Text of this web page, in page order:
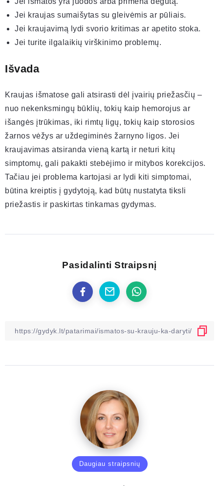
Jei kraujas sumaišytas su gleivėmis ar pūliais.
Jei kraujavimą lydi svorio kritimas ar apetito stoka.
Jei turite ilgalaikių virškinimo problemų.
Išvada
Kraujas išmatose gali atsirasti dėl įvairių priežasčių –
nuo nekenksmingų būklių, tokių kaip hemorojus ar
išangės įtrūkimas, iki rimtų ligų, tokių kaip storosios
žarnos vėžys ar uždegiminės žarnyno ligos. Jei
kraujavimas atsiranda vieną kartą ir neturi kitų
simptomų, gali pakakti stebėjimo ir mitybos korekcijos.
Tačiau jei problema kartojasi ar lydi kiti simptomai,
būtina kreiptis į gydytoją, kad būtų nustatyta tiksli
priežastis ir paskirtas tinkamas gydymas.
Pasidalinti Straipsnį
Daugiau straipsnių